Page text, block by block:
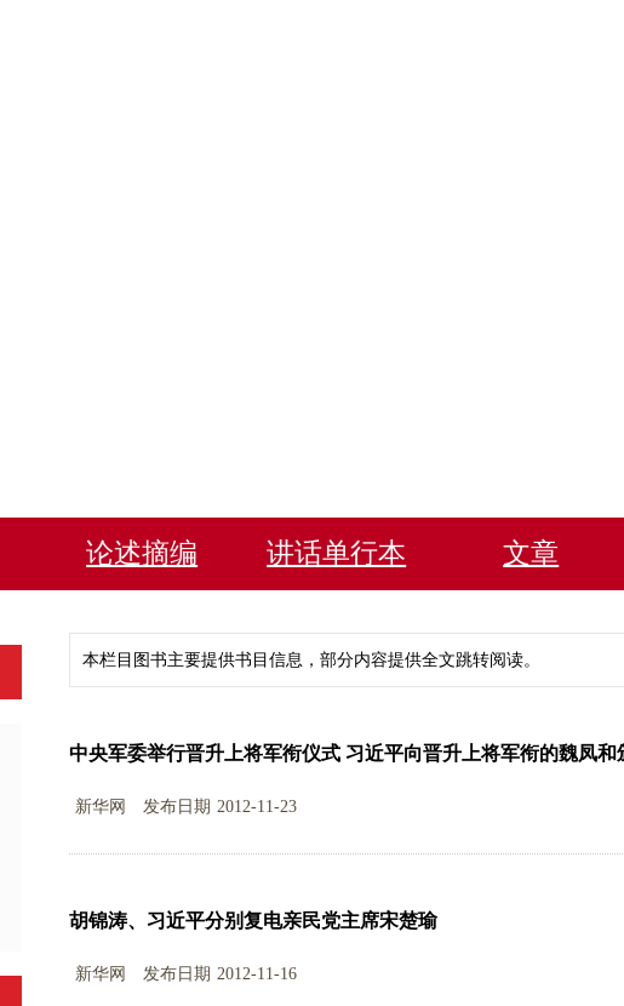
论述摘编 讲话单行本 文章
本栏目图书主要提供书目信息，部分内容提供全文跳转阅读。
中央军委举行晋升上将军衔仪式 习近平向晋升上将军衔的魏凤
新华网 发布日期 2012-11-23
胡锦涛、习近平分别复电亲民党主席宋楚瑜
新华网 发布日期 2012-11-16